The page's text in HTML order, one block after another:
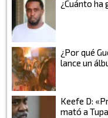
¿Cuánto ha
¿Por qué
lance un
Keefe D:
mató a